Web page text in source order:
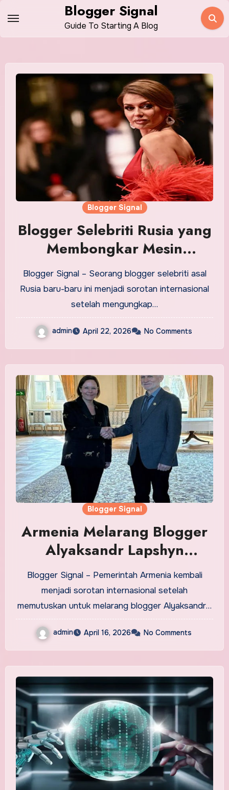
content
Blogger Signal
Guide To Starting A Blog
Blogger Signal
Blogger Selebriti Rusia yang
Membongkar Mesin
Propaganda Putin
Blogger Signal – Seorang blogger selebriti asal
Rusia baru-baru ini menjadi sorotan internasional
setelah mengungkap…
admin April 22, 2026 No Comments
Blogger Signal
Armenia Melarang Blogger
Alyaksandr Lapshyn
Memasuki Negara
Blogger Signal – Pemerintah Armenia kembali
menjadi sorotan internasional setelah
memutuskan untuk melarang blogger Alyaksandr…
admin April 16, 2026 No Comments